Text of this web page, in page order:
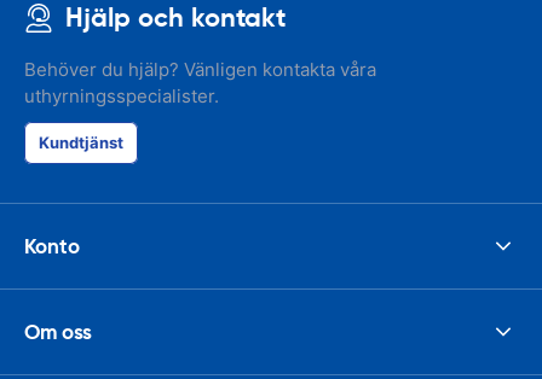
Hjälp och kontakt
Behöver du hjälp? Vänligen kontakta våra
uthyrningsspecialister.
Kundtjänst
Konto
Om oss